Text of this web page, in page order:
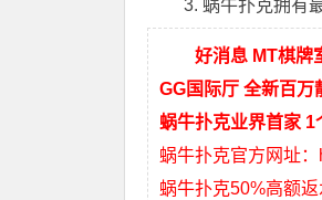
蜗牛扑克拥有
好消息 MT棋牌
GG国际厅 全新百万
蜗牛扑克业界首家
蜗牛扑克官方网址：
蜗牛扑克50%高额返